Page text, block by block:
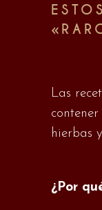
Las
contener
hierbas
¿Por